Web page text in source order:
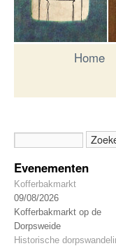
Home
Evenementen
Kofferbakmarkt
09/08/2026
Kofferbakmarkt op de
Dorpsweide
Historische